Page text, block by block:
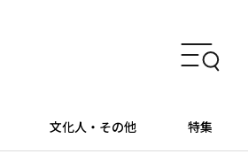
文化人・その他 特集